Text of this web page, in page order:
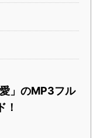
」のMP3フル
！